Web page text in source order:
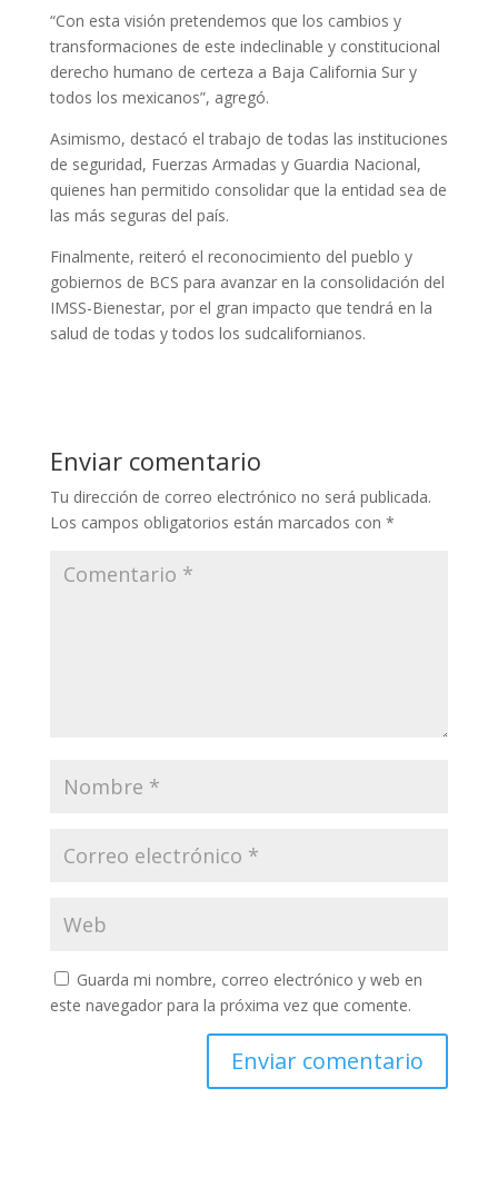
“Con esta visión pretendemos que los cambios y
transformaciones de este indeclinable y constitucional
derecho humano de certeza a Baja California Sur y
todos los mexicanos”, agregó.
Asimismo, destacó el trabajo de todas las instituciones
de seguridad, Fuerzas Armadas y Guardia Nacional,
quienes han permitido consolidar que la entidad sea de
las más seguras del país.
Finalmente, reiteró el reconocimiento del pueblo y
gobiernos de BCS para avanzar en la consolidación del
IMSS-Bienestar, por el gran impacto que tendrá en la
salud de todas y todos los sudcalifornianos.
Enviar comentario
Tu dirección de correo electrónico no será publicada.
Los campos obligatorios están marcados con *
Guarda mi nombre, correo electrónico y web en
este navegador para la próxima vez que comente.